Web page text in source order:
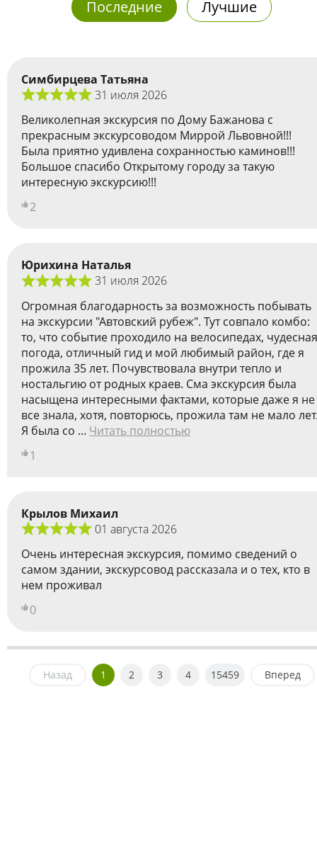
Последние Лучшие
Симбирцева Татьяна
31 июля 2026
Великолепная экскурсия по Дому Бажанова с
прекрасным экскурсоводом Миррой Львовной!!!
Была приятно удивлена сохранностью каминов!!!
Большое спасибо Открытому городу за такую
интересную экскурсию!!!
2
Юрихина Наталья
31 июля 2026
Огромная благодарность за возможность побывать
на экскурсии "Автовский рубеж". Тут совпало комбо:
то, что событие проходило на велосипедах, чудесная
погода, отличный гид и мой любимый район, где я
прожила 35 лет. Почувствовала внутри тепло и
ностальгию от родных краев. Сма экскурсия была
насыщена интересными фактами, которые даже я не
все знала, хотя, повторюсь, прожила там не мало
Я была со ... Читать полностью
1
Крылов Михаил
01 августа 2026
Очень интересная экскурсия, помимо сведений о
самом здании, экскурсовод рассказала и о тех, кто в
нем проживал
0
Назад 1 2 3 4 15459 Вперед